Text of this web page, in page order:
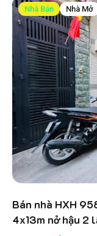
Nhà Bán Nhà Mở
Bán nhà HXH
4x13m nở hậu 2